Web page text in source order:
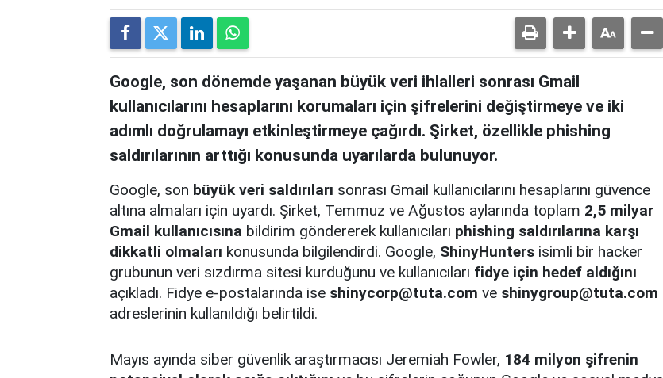
Google, son dönemde yaşanan büyük veri ihlalleri sonrası Gmail
kullanıcılarını hesaplarını korumaları için şifrelerini değiştirmeye ve iki
adımlı doğrulamayı etkinleştirmeye çağırdı. Şirket, özellikle phishing
saldırılarının arttığı konusunda uyarılarda bulunuyor.
Google, son büyük veri saldırıları sonrası Gmail kullanıcılarını hesaplarını güvence
altına almaları için uyardı. Şirket, Temmuz ve Ağustos aylarında toplam 2,5 milyar
Gmail kullanıcısına bildirim göndererek kullanıcıları phishing saldırılarına karşı
dikkatli olmaları konusunda bilgilendirdi. Google, ShinyHunters isimli bir hacker
grubunun veri sızdırma sitesi kurduğunu ve kullanıcıları fidye için hedef aldığını
açıkladı. Fidye e-postalarında ise shinycorp@tuta.com ve shinygroup@tuta.com
adreslerinin kullanıldığı belirtildi.
Mayıs ayında siber güvenlik araştırmacısı Jeremiah Fowler, 184 milyon şifrenin